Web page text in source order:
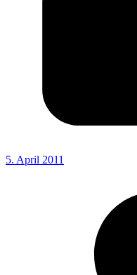
5. April 2011